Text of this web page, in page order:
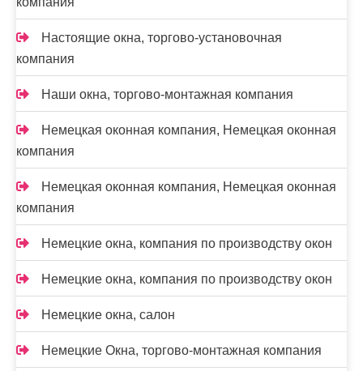
Настоящие окна, торгово-установочная
компания
Наши окна, торгово-монтажная компания
Немецкая оконная компания, Немецкая оконная
компания
Немецкая оконная компания, Немецкая оконная
компания
Немецкие окна, компания по производству окон
Немецкие окна, компания по производству окон
Немецкие окна, салон
Немецкие Окна, торгово-монтажная компания